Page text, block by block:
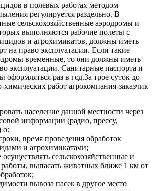
в полевых работах методом
регулируется раздельно. В
сельскохозяйственные аэродромы и
выполняются рабочие полеты с
и агрохимикатов, должны иметь
на право эксплуатации. Если такие
временные, то они должны иметь
эксплуатации. Санитарные паспорта и
оформляться раз в год.За трое суток до
химических работ агрокомпания-заказчик
население данной местности через
информации (радио, прессу,
о:
время проведения обработок
и агрохимикатами;
осуществлять сельскохозяйственные и
работы, выпасать животных ближе 1 км от
вывоза пасек в другое место